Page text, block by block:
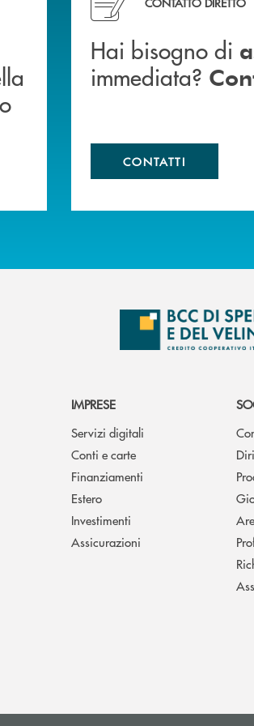
Hai bisogno di
immediata?
CONTATTI
IMPRESE
Servizi digitali
Conti e carte
Finanziamenti
Estero
Investimenti
Assicurazioni